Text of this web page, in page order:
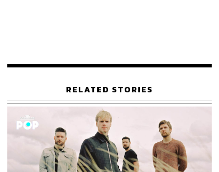
RELATED STORIES